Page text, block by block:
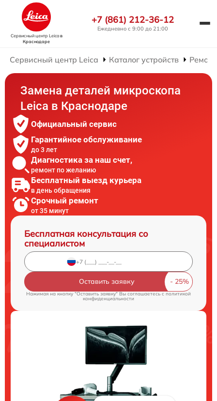
Сервисный центр Leicaв
Краснодаре
+7 (861) 212-36-12
Ежедневно с 9:00 до 21:00
Сервисный центр Leica Каталог устройств
Замена деталей микроскопа
Leica в Краснодаре
Официальный сервис
Гарантийное обслуживание
до 3 лет
Диагностика за наш счет,
ремонт по желанию
Бесплатный выезд курьера
в день обращения
Срочный ремонт
от 35 минут
Бесплатная консультация со
специалистом
Оставить заявку
Нажимая на кнопку "Оставить заявку" Вы соглашаетесь cполитикой
конфиденциальности